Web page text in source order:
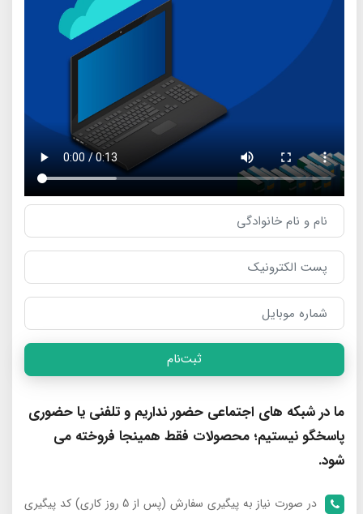
ثبت‌نام
ما در شبکه های اجتماعی حضور نداریم و تلفنی یا حضوری
پاسخگو نیستیم؛ محصولات فقط همینجا فروخته می
شود.
در صورت نیاز به پیگیری سفارش (پس از 5 روز کاری) کد پیگیری